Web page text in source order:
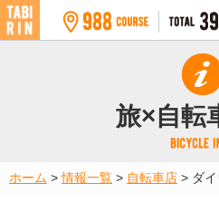
旅×自転
ホーム >情報一覧 > 自転車店 > ダ